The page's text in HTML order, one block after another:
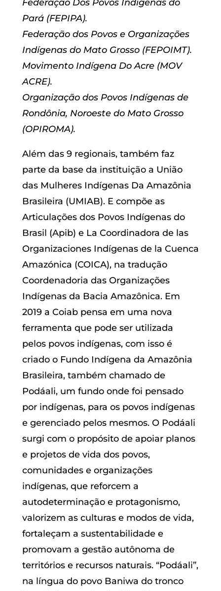
Federação Dos Povos Indígenas do
Pará (FEPIPA).
Federação dos Povos e Organizações
Indígenas do Mato Grosso (FEPOIMT).
Movimento Indígena Do Acre (MOV
ACRE).
Organização dos Povos Indígenas de
Rondônia, Noroeste do Mato Grosso
(OPIROMA).
Além das 9 regionais, também faz
parte da base da instituição a União
das Mulheres Indígenas Da Amazônia
Brasileira (UMIAB). E compõe as
Articulações dos Povos Indígenas do
Brasil (Apib) e La Coordinadora de las
Organizaciones Indígenas de la Cuenca
Amazónica (COICA), na tradução
Coordenadoria das Organizações
Indígenas da Bacia Amazônica. Em
2019 a Coiab pensa em uma nova
ferramenta que pode ser utilizada
pelos povos indígenas, com isso é
criado o Fundo Indígena da Amazônia
Brasileira, também chamado de
Podáali, um fundo onde foi pensado
por indígenas, para os povos indígenas
e gerenciado pelos mesmos. O Podáali
surgi com o propósito de apoiar planos
e projetos de vida dos povos,
comunidades e organizações
indígenas, que reforcem a
autodeterminação e protagonismo,
valorizem as culturas e modos de vida,
fortaleçam a sustentabilidade e
promovam a gestão autônoma de
territórios e recursos naturais. “Podáali”,
na língua do povo Baniwa do tronco